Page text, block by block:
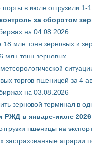
порты в июле отгрузили
за оборотом
на 04.08.2026
млн тонн зерновых и
млн тонн зерновых
торгов пшеницей за 4
на 03.08.2026
зерновой терминал в
РЖД в январе-июле
пшеницы на
застрахованные аграрии